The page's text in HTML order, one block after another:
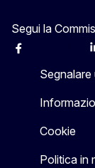
Segui la
Facebook
Cookie
Politica in